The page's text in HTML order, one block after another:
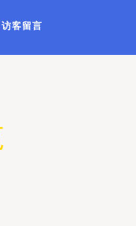
访客留言